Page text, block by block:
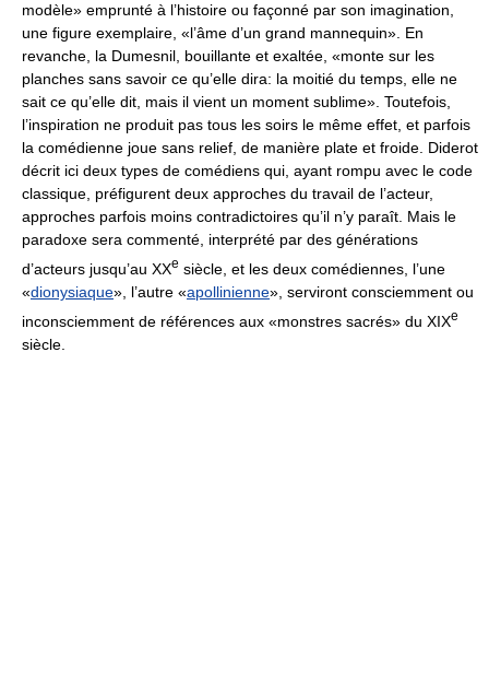
modèle» emprunté à l’histoire ou façonné par son imagination,
une figure exemplaire, «l’âme d’un grand mannequin». En
revanche, la Dumesnil, bouillante et exaltée, «monte sur les
planches sans savoir ce qu’elle dira: la moitié du temps, elle ne
sait ce qu’elle dit, mais il vient un moment sublime». Toutefois,
l’inspiration ne produit pas tous les soirs le même effet, et parfois
la comédienne joue sans relief, de manière plate et froide. Diderot
décrit ici deux types de comédiens qui, ayant rompu avec le code
classique, préfigurent deux approches du travail de l’acteur,
approches parfois moins contradictoires qu’il n’y paraît. Mais le
paradoxe sera commenté, interprété par des générations
d’acteurs jusqu’au XXe siècle, et les deux comédiennes, l’une
«dionysiaque», l’autre «apollinienne», serviront consciemment ou
inconsciemment de références aux «monstres sacrés» du XIXe
siècle.